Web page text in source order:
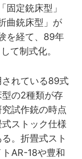
固定銃床型」
曲銃床型」が
を経て、89年
て制式化。
れている89式
の2種類が存
試作銃の時点
ストック仕様
。折畳式スト
AR-18や豊和